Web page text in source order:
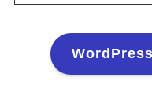
WordPress